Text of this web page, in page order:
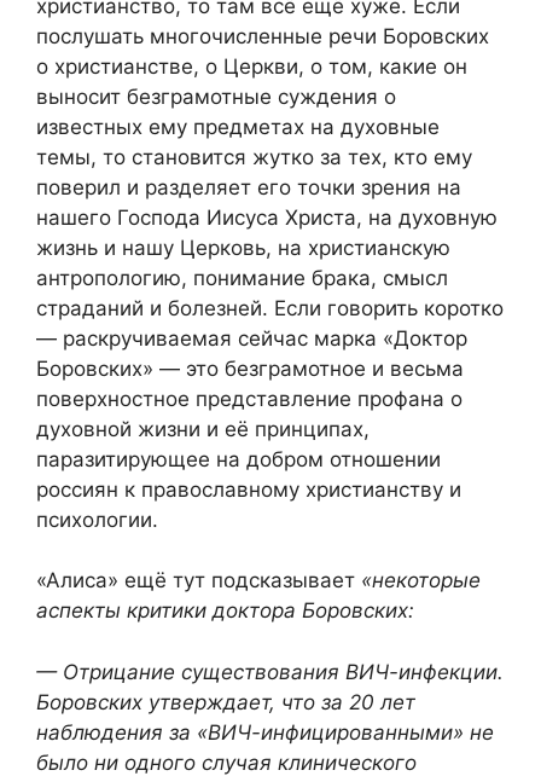
христианство, то там всё ещё хуже. Если
послушать многочисленные речи Боровских
о христианстве, о Церкви, о том, какие он
выносит безграмотные суждения о
известных ему предметах на духовные
темы, то становится жутко за тех, кто ему
поверил и разделяет его точки зрения на
нашего Господа Иисуса Христа, на духовную
жизнь и нашу Церковь, на христианскую
антропологию, понимание брака, смысл
страданий и болезней. Если говорить коротко
— раскручиваемая сейчас марка «Доктор
Боровских» — это безграмотное и весьма
поверхностное представление профана о
духовной жизни и её принципах,
паразитирующее на добром отношении
россиян к православному христианству и
психологии.
«Алиса» ещё тут подсказывает «некоторые
аспекты критики доктора Боровских:
— Отрицание существования ВИЧ-инфекции.
Боровских утверждает, что за 20 лет
наблюдения за «ВИЧ-инфицированными» не
было ни одного случая клинического